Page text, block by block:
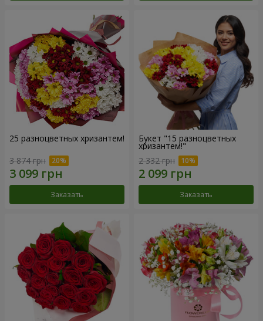
25 разноцветных хризантем!
3 874 грн
Заказать
Букет "15 разноцветных
хризантем!"
2 332 грн
Заказать